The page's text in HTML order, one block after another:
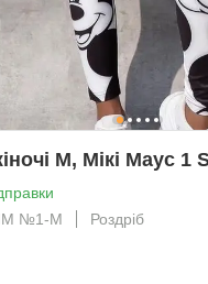
M, Мікі Маус 1
№1-M
Роздріб